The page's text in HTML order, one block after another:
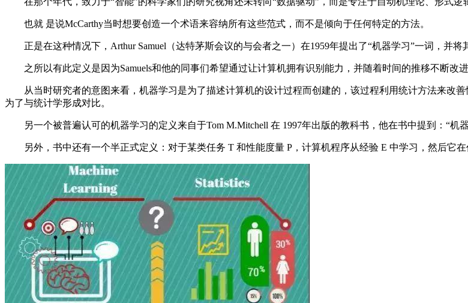
也就 是说McCarthy当时想要创造一个术语来容纳所有这些范式，而不是倾向于任何特定的方法。
正是在这种情况下，Arthur Samuel（达特茅斯会议的与会者之一）在1959年提出了“机器学习”一词，并将
之所以有此定义是因为Samuels和他的同事们希望通过让计算机拥有识别能力，并随着时间的推移不断改进
从当时研究者的意图来看，机器学习是为了描述计算机的设计过程而创建的，该过程利用统计方法来改
为了与统计学形成对比。
另一个被普遍认可的机器学习的定义来自于Tom M.Mitchell 在 1997年出版的教科书，他在书中提到：“机
另外，书中还有一个半正式定义：对于某类任务 T 和性能度量 P，计算机程序从经验 E 中学习，然后它在